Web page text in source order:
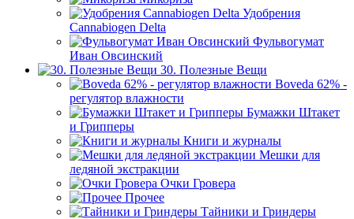
Удобрения
Cannabiogen Delta
Фульвогумат
Иван Овсинский
30. Полезные Вещи
Boveda 62% -
регулятор влажности
Бумажки Штакет
и Грипперы
Книги и журналы
Мешки для
ледяной экстракции
Очки Гровера
Прочее
Тайники и Гриндеры